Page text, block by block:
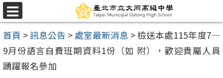
跳
至
主
要
內
選
單
首頁 >訊息公告 > 處室最新消息 >檢送本處115年度7—
9月份語言自費班期資料1份（如 附），歡迎貴屬人員
踴躍報名參加